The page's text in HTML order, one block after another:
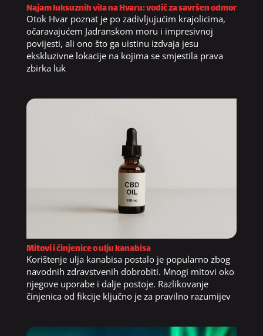
Najam luksuznih vila na Hvaru: vodič za savršen odmor
Otok Hvar poznat je po zadivljujućim krajolicima,
očaravajućem Jadranskom moru i impresivnoj
povijesti, ali ono što ga uistinu izdvaja jesu
ekskluzivne lokacije na kojima se smjestila prava
zbirka luk
Mitovi i činjenice o ulju kanabisa
Korištenje ulja kanabisa postalo je popularno zbog
navodnih zdravstvenih dobrobiti. Mnogi mitovi oko
njegove uporabe i dalje postoje. Razlikovanje
činjenica od fikcije ključno je za pravilno razumijev